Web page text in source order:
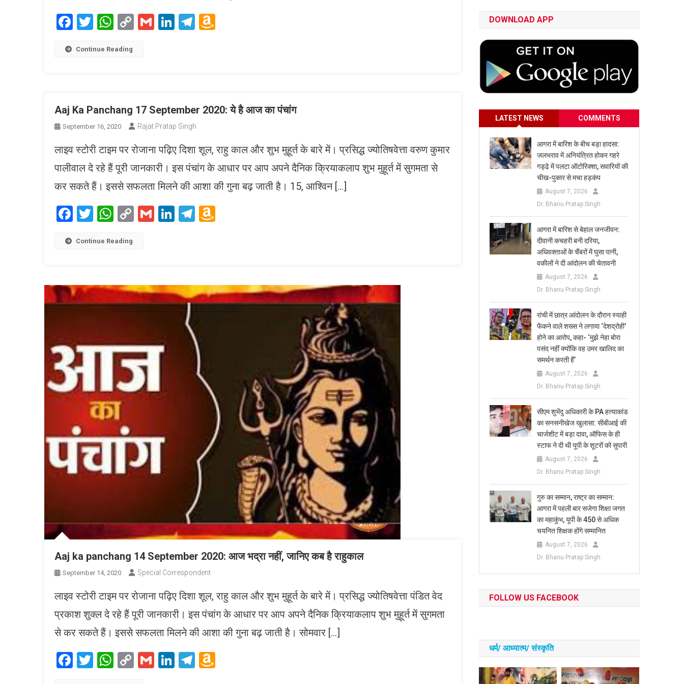
Facebook
Twitter
WhatsApp
CopyGmailLinkedIn
Telegram
Continue Reading
Aaj Ka Panchang 17 September 2020: ये है आज का पंचांग
September 16, 2020 Rajat Pratap Singh
लाइव स्टोरी टाइम पर रोजाना पढ़िए दिशा शूल, राहु काल और शुभ मुहूर्त के बारे में। प्रसिद्ध ज्योतिषवेत्ता वरुण कुमार
पालीवाल दे रहे हैं पूरी जानकारी। इस पंचांग के आधार पर आप अपने दैनिक क्रियाकलाप शुभ मुहूर्त में सुगमता से
कर सकते हैं। इससे सफलता मिलने की आशा की गुना बढ़ जाती है। 15, आश्विन […]
Facebook
Twitter
WhatsApp
CopyGmailLinkedIn
Telegram
Continue Reading
Aaj ka panchang 14 September 2020: आज भद्रा नहीं, जानिए कब है राहुकाल
September 14, 2020 Special Correspondent
लाइव स्टोरी टाइम पर रोजाना पढ़िए दिशा शूल, राहु काल और शुभ मुहूर्त के बारे में। प्रसिद्ध ज्योतिषवेत्ता पंडित वेद
प्रकाश शुक्ल दे रहे हैं पूरी जानकारी। इस पंचांग के आधार पर आप अपने दैनिक क्रियाकलाप शुभ मुहूर्त में सुगमता
से कर सकते हैं। इससे सफलता मिलने की आशा की गुना बढ़ जाती है। सोमवार […]
Facebook
Twitter
WhatsApp
CopyGmailLinkedIn
Telegram
DOWNLOAD APP
LATEST NEWS COMMENTS
आगरा में बारिश के बीच बड़ा हादसा:
जलभराव में अनियंत्रित होकर गहरे
गड्ढे में पलटा ऑटोरिक्शा, सवारियों की
चीख-पुकार से मचा हड़कंप
August 7, 2026
Dr. Bhanu Pratap Singh
आगरा में बारिश से बेहाल जनजीवन:
दीवानी कचहरी बनी दरिया,
अधिवक्ताओं के चैंबरों में घुसा पानी,
वकीलों ने दी आंदोलन की चेतावनी
August 7, 2026
Dr. Bhanu Pratap Singh
रांची में छात्र आंदोलन के दौरान स्याही
फेंकने वाले शख्स ने लगाया ‘देशद्रोही’
होने का आरोप, कहा- ‘मुझे नेहा बोरा
पसंद नहीं क्योंकि वह उमर खालिद का
समर्थन करती हैं’
August 7, 2026
Dr. Bhanu Pratap Singh
सीएम शुभेंदु अधिकारी के PA हत्याकांड
का सनसनीखेज खुलासा: सीबीआई की
चार्जशीट में बड़ा दावा, ऑफिस के ही
स्टाफ ने दी थी यूपी के शूटरों को सुपारी
August 7, 2026
Dr. Bhanu Pratap Singh
​गुरु का सम्मान, राष्ट्र का सम्मान:
आगरा में पहली बार सजेगा शिक्षा जगत
का महाकुंभ, यूपी के 450 से अधिक
चयनित शिक्षक होंगे सम्मानित
August 7, 2026
Dr. Bhanu Pratap Singh
FOLLOW US FACEBOOK
धर्म/ आध्‍यात्‍म/ संस्‍कृति